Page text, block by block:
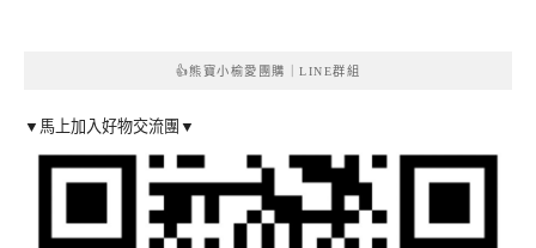
👍熊寶小榆愛團購｜LINE群組
▼馬上加入好物交流團▼